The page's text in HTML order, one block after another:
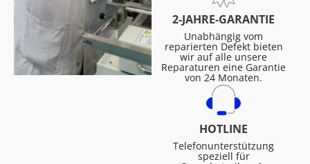
2-JAHRE-GARANTIE
Unabhängig vom
reparierten Defekt bieten
wir auf alle unsere
Reparaturen eine Garantie
von 24 Monaten.
HOTLINE
Telefonunterstützung
speziell für